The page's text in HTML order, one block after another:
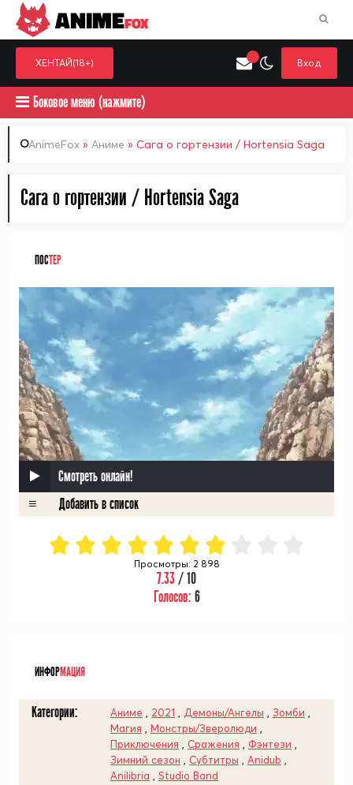
Выберите одну категорию для поиска
ANIMEFOX
ХЕНТАЙ(18+) Вход
Боковое меню (нажмите)
AnimeFox » Аниме » Сага о гортензии / Hortensia Saga
Сага о гортензии / Hortensia Saga
ПОСТЕР
Смотреть онлайн!
Просмотры: 2 898
7.33/ 10
Голосов: 6
ИНФОРМАЦИЯ
Категории: Аниме 2021 Демоны/Ангелы Зомби
Магия
Монстры/Зверолюди
Приключения
Сражения Фэнтези
Зимний сезон
Субтитры Anidub
Anilibria
Studio Band